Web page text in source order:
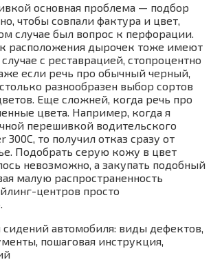
основная проблема — подбор
чтобы совпали фактура и цвет,
случае был вопрос к перфорации.
расположения дырочек тоже имеют
с реставрацией, стопроцентно
если речь про обычный черный,
разнообразен выбор сортов
Еще сложней, когда речь про
цвета. Например, когда я
перешивкой водительского
300C, то получил отказ сразу от
Подобрать серую кожу в цвет
невозможно, а закупать подобный
малую распространенность
центров просто